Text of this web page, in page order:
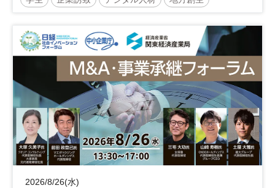
地域活性化 自治体
2026/8/26(水)